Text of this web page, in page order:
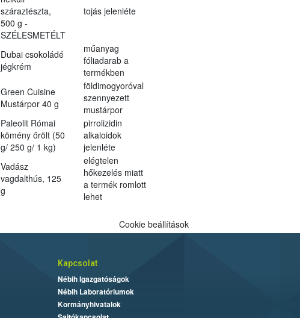
száraztészta,
500 g -
SZÉLESMETÉLT
tojás jelenléte
Dubai csokoládé
jégkrém
műanyag
fóliadarab a
termékben
Green Cuisine
Mustárpor 40 g
földimogyoróval
szennyezett
mustárpor
Paleolit Római
kömény őrölt (50
g/ 250 g/ 1 kg)
pirrolizidin
alkaloidok
jelenléte
Vadász
vagdalthús, 125
g
elégtelen
hőkezelés miatt
a termék romlott
lehet
Cookie beállítások
Kapcsolat
Nébih Igazgatóságok
Nébih Laboratóriumok
Kormányhivatalok